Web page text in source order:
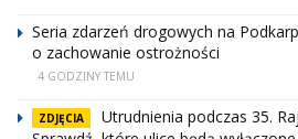
Seria zdarzeń drogowych na
o zachowanie ostrożności
4 GODZINY TEMU
ZDJĘCIA
Utrudnienia podczas 35.